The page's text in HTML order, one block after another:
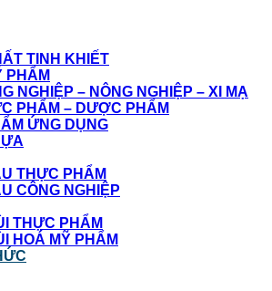
TINH KHIẾT
PHẨM
NGHIỆP – NÔNG NGHIỆP – XI MẠ
PHẨM – DƯỢC PHẨM
ỨNG DỤNG
THỰC PHẨM
CÔNG NGHIỆP
THỰC PHẨM
HOÁ MỸ PHẨM